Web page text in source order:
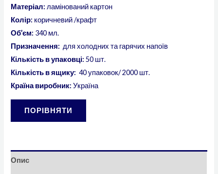
Матеріал: ламінований картон
Колір: коричневий /крафт
Об’єм: 340 мл.
Призначення: для холодних та гарячих напоїв
Кількість в упаковці:50 шт.
Кількість в ящику: 40 упаковок/ 2000 шт.
Країна виробник:Україна
ПОРІВНЯТИ
Опис